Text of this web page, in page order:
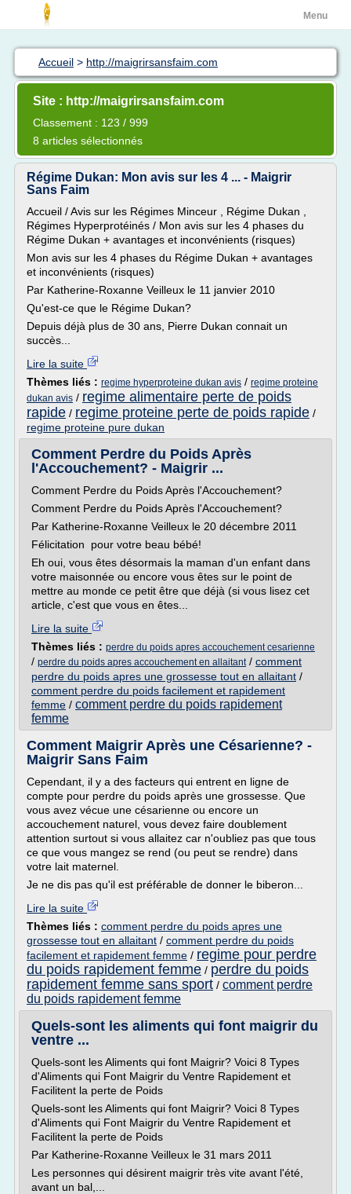
Menu
Accueil > http://maigrirsansfaim.com
Site : http://maigrirsansfaim.com
Classement : 123 / 999
8 articles sélectionnés
Régime Dukan: Mon avis sur les 4 ... - Maigrir
Sans Faim
Accueil / Avis sur les Régimes Minceur , Régime Dukan ,
Régimes Hyperprotéinés / Mon avis sur les 4 phases du
Régime Dukan + avantages et inconvénients (risques)
Mon avis sur les 4 phases du Régime Dukan + avantages
et inconvénients (risques)
Par Katherine-Roxanne Veilleux le 11 janvier 2010
Qu'est-ce que le Régime Dukan?
Depuis déjà plus de 30 ans, Pierre Dukan connait un
succès...
Lire la suite
Thèmes liés : regime hyperproteine dukan avis / regime proteine
dukan avis / regime alimentaire perte de poids
rapide / regime proteine perte de poids rapide /
regime proteine pure dukan
Comment Perdre du Poids Après
l'Accouchement? - Maigrir ...
Comment Perdre du Poids Après l'Accouchement?
Comment Perdre du Poids Après l'Accouchement?
Par Katherine-Roxanne Veilleux le 20 décembre 2011
Félicitation pour votre beau bébé!
Eh oui, vous êtes désormais la maman d'un enfant dans
votre maisonnée ou encore vous êtes sur le point de
mettre au monde ce petit être que déjà (si vous lisez cet
article, c'est que vous en êtes...
Lire la suite
Thèmes liés : perdre du poids apres accouchement cesarienne
/ perdre du poids apres accouchement en allaitant/ comment
perdre du poids apres une grossesse tout en allaitant /
comment perdre du poids facilement et rapidement
femme / comment perdre du poids rapidement
femme
Comment Maigrir Après une Césarienne? -
Maigrir Sans Faim
Cependant, il y a des facteurs qui entrent en ligne de
compte pour perdre du poids après une grossesse. Que
vous avez vécue une césarienne ou encore un
accouchement naturel, vous devez faire doublement
attention surtout si vous allaitez car n'oubliez pas que tous
ce que vous mangez se rend (ou peut se rendre) dans
votre lait maternel.
Je ne dis pas qu'il est préférable de donner le biberon...
Lire la suite
Thèmes liés : comment perdre du poids apres une
grossesse tout en allaitant / comment perdre du poids
facilement et rapidement femme / regime pour perdre
du poids rapidement femme / perdre du poids
rapidement femme sans sport / comment perdre
du poids rapidement femme
Quels-sont les aliments qui font maigrir du
ventre ...
Quels-sont les Aliments qui font Maigrir? Voici 8 Types
d'Aliments qui Font Maigrir du Ventre Rapidement et
Facilitent la perte de Poids
Quels-sont les Aliments qui font Maigrir? Voici 8 Types
d'Aliments qui Font Maigrir du Ventre Rapidement et
Facilitent la perte de Poids
Par Katherine-Roxanne Veilleux le 31 mars 2011
Les personnes qui désirent maigrir très vite avant l'été,
avant un bal,...